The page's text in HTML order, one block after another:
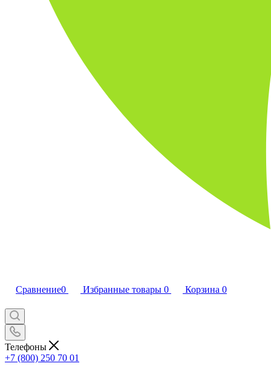
Сравнение0 Избранные товары 0 Корзина 0
Телефоны
+7 (800) 250 70 01